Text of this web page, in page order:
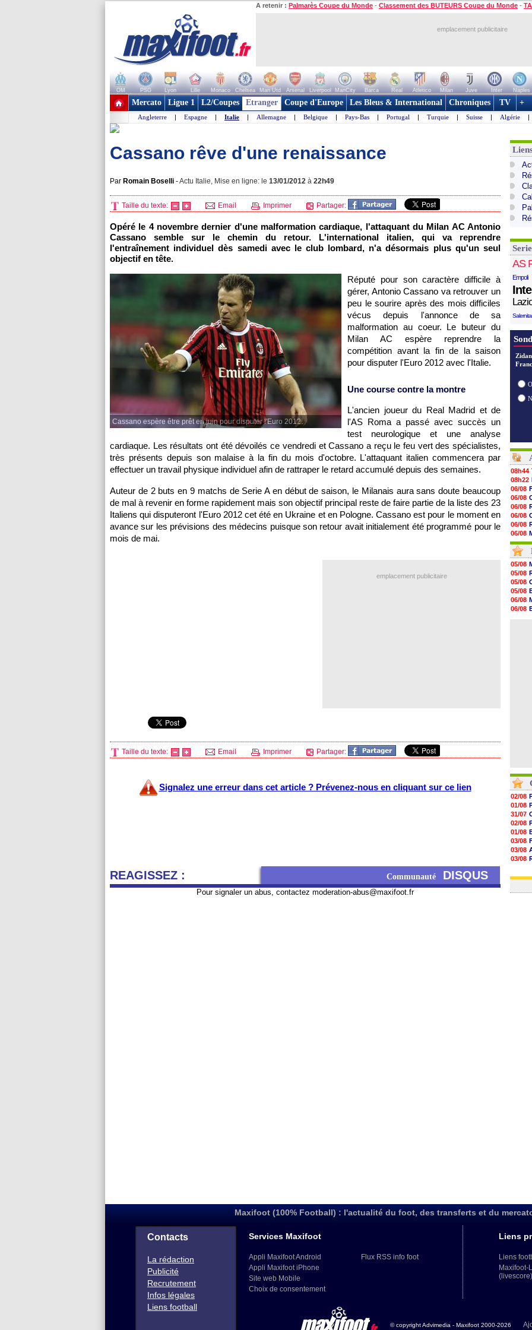
A retenir : Palmarès Coupe du Monde - Classement des BUTEURS Coupe du Monde -
emplacement publicitaire
OM PSG Lyon Lille Monaco Chelsea Man Utd Arsenal Liverpool ManCity Barca Real Atletico Milan Juve Inter Naples
+ de clubs
Mercato Ligue 1 L2/Coupes Etranger Coupe d'Europe Les Bleus & International Chroniques TV +
Angleterre | Espagne | Italie | Allemagne | Belgique | Pays-Bas | Portugal | Turquie | Suisse | Algérie |
Cassano rêve d'une renaissance
Par Romain Boselli -Actu Italie, Mise en ligne: le 13/01/2012 à 22h49
Taille du texte: Email Imprimer Partager:
Opéré le 4 novembre dernier d'une malformation cardiaque, l'attaquant du Milan AC Antonio
Cassano semble sur le chemin du retour. L'international italien, qui va reprendre
l'entraînement individuel dès samedi avec le club lombard, n'a désormais plus qu'un seul
objectif en tête.
Cassano espère être prêt en juin pour disputer l'Euro 2012.
Réputé pour son caractère difficile à
gérer, Antonio Cassano va retrouver un
peu le sourire après des mois difficiles
vécus depuis l'annonce de sa
malformation au coeur. Le buteur du
Milan AC espère reprendre la
compétition avant la fin de la saison
pour disputer l'Euro 2012 avec l'Italie.
Une course contre la montre
L'ancien joueur du Real Madrid et de
l'AS Roma a passé avec succès un
test neurologique et une analyse
cardiaque. Les résultats ont été dévoilés ce vendredi et Cassano a reçu le feu vert des spécialistes,
très présents depuis son malaise à la fin du mois d'octobre. L'attaquant italien commencera par
effectuer un travail physique individuel afin de rattraper le retard accumulé depuis des semaines.
Auteur de 2 buts en 9 matchs de Serie A en début de saison, le Milanais aura sans doute beaucoup
de mal à revenir en forme rapidement mais son objectif principal reste de faire partie de la liste des 23
Italiens qui disputeront l'Euro 2012 cet été en Ukraine et en Pologne. Cassano est pour le moment en
avance sur les prévisions des médecins puisque son retour avait initialement été programmé pour le
mois de mai.
emplacement publicitaire
Taille du texte: Email Imprimer Partager:
Signalez une erreur dans cet article ? Prévenez-nous en cliquant sur ce lien
REAGISSEZ : Communauté DISQUS
Pour signaler un abus, contactez moderation-abus@maxifoot.fr
AS
Empoli
08h44
08h22
06/08
06/08
06/08
06/08
06/08
06/08
06/08
06/08
06/08
06/08
06/08
06/08
06/08
06/08
06/08
05/08
05/08
05/08
05/08
06/08
06/08
02/08
01/08
31/07
02/08
01/08
03/08
03/08
03/08
31/07
Maxifoot (100% Football) : l'actualité du foot, des transferts et du
Contacts
La rédaction
Publicité
Recrutement
Infos légales
Liens football
Services Maxifoot
Appli Maxifoot Android
Appli Maxifoot iPhone
Site web Mobile
Choix de consentement
Flux RSS info foot
Liens
Liens
Maxifoot-
(livescore)
© copyright Advimedia - Maxifoot 2000-2026